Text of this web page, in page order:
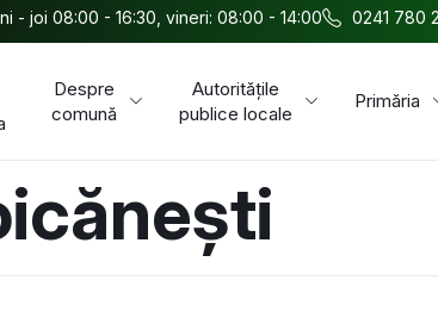
- joi 08:00 - 16:30, vineri: 08:00 - 14:00 0241 780
Despre
comună
Autoritățile
publice locale
Primăria